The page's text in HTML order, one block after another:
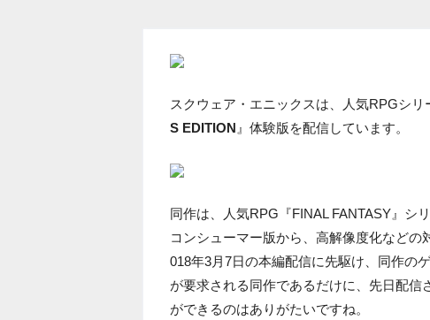
スクウェア・エニックスは、人気RPGシリ
S EDITION 』体験版を配信しています。
同作は、人気RPG『FINAL FANTASY』シ
コンシューマー版から、高解像度化など
018年3月7日の本編配信に先駆け、同作の
が要求される同作であるだけに、先日配
ができるのはありがたいですね。